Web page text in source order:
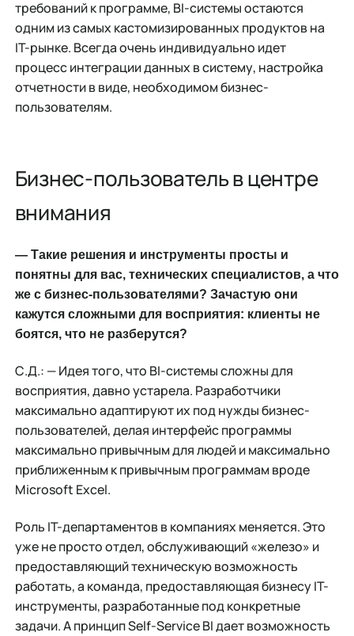
требований к программе, BI-системы остаются
одним из самых кастомизированных продуктов на
IT-рынке. Всегда очень индивидуально идет
процесс интеграции данных в систему, настройка
отчетности в виде, необходимом бизнес-
пользователям.
Бизнес-пользователь в центре
внимания
— Такие решения и инструменты просты и
понятны для вас, технических специалистов, а что
же с бизнес-пользователями? Зачастую они
кажутся сложными для восприятия: клиенты не
боятся, что не разберутся?
С.Д.: — Идея того, что BI-системы сложны для
восприятия, давно устарела. Разработчики
максимально адаптируют их под нужды бизнес-
пользователей, делая интерфейс программы
максимально привычным для людей и максимально
приближенным к привычным программам вроде
Microsoft Excel.
Роль IT-департаментов в компаниях меняется. Это
уже не просто отдел, обслуживающий «железо» и
предоставляющий техническую возможность
работать, а команда, предоставляющая бизнесу IT-
инструменты, разработанные под конкретные
задачи. А принцип Self-Service BI дает возможность